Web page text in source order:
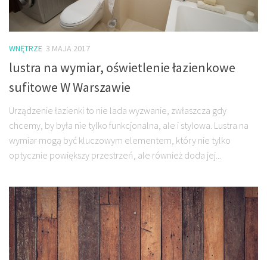
WNĘTRZE 3 MAJA 2017
lustra na wymiar, oświetlenie łazienkowe
sufitowe W Warszawie
Urządzenie łazienki to nie lada wyzwanie, zwłaszcza gdy
chcemy, by była nie tylko funkcjonalna, ale i stylowa. Lustra na
wymiar mogą być kluczowym elementem, który nie tylko
optycznie powiększy przestrzeń, ale również doda jej...